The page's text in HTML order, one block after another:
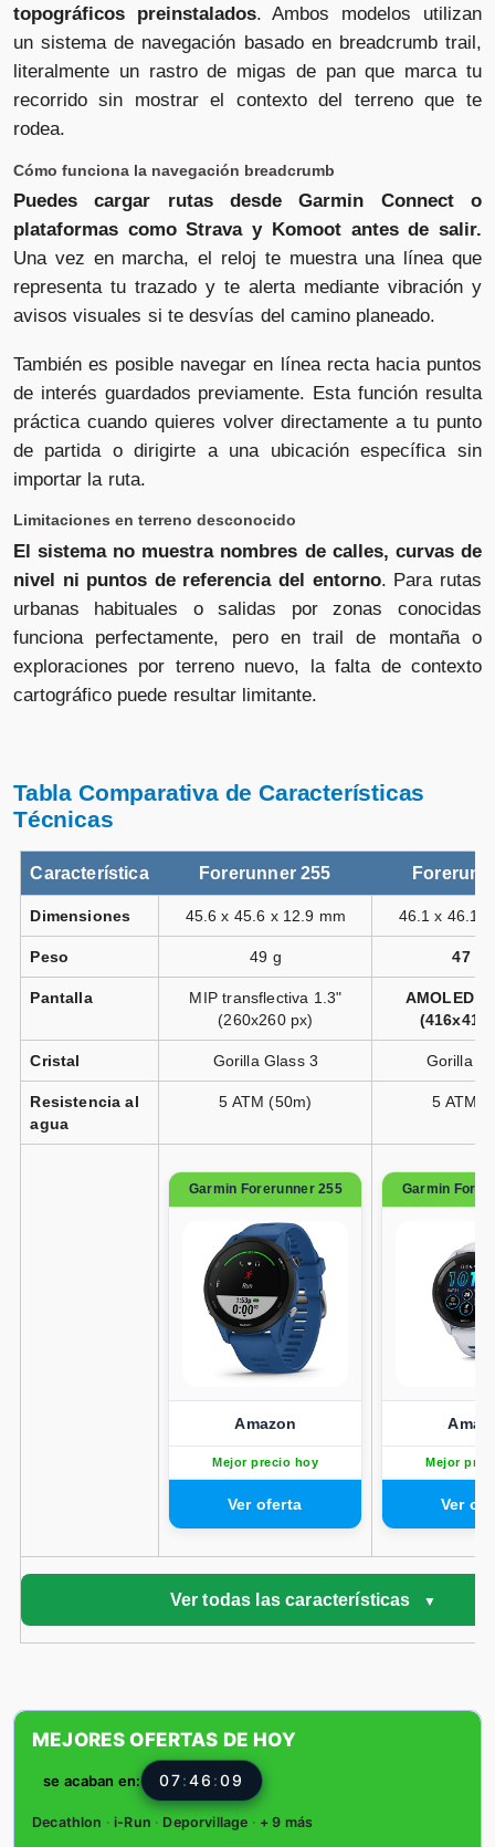
topográficos preinstalados. Ambos modelos utilizan
un sistema de navegación basado en breadcrumb trail,
literalmente un rastro de migas de pan que marca tu
recorrido sin mostrar el contexto del terreno que te
rodea.
Cómo funciona la navegación breadcrumb
Puedes cargar rutas desde Garmin Connect o
plataformas como Strava y Komoot antes de salir.
Una vez en marcha, el reloj te muestra una línea que
representa tu trazado y te alerta mediante vibración y
avisos visuales si te desvías del camino planeado.
También es posible navegar en línea recta hacia puntos
de interés guardados previamente. Esta función resulta
práctica cuando quieres volver directamente a tu punto
de partida o dirigirte a una ubicación específica sin
importar la ruta.
Limitaciones en terreno desconocido
El sistema no muestra nombres de calles, curvas de
nivel ni puntos de referencia del entorno. Para rutas
urbanas habituales o salidas por zonas conocidas
funciona perfectamente, pero en trail de montaña o
exploraciones por terreno nuevo, la falta de contexto
cartográfico puede resultar limitante.
Tabla Comparativa de Características
Técnicas
Característica Forerunner 255
Dimensiones 45.6 x 45.6 x 12.9 mm 46.1 x 46.1
Peso 49 g 47 g
Pantalla
MIP transflectiva 1.3"
(260x260 px)
AMOLED
(416x416
Cristal Gorilla Glass 3 Gorilla
Resistencia al
agua
5 ATM (50m) 5 ATM
Garmin Forerunner 255
Amazon
Mejor precio hoy
Garmin
Mejor
Ver todas las características
MEJORES OFERTAS DE HOY
se acaban en: 07:46 :07
Decathlon ·i-Run · Deporvillage · + 9 más